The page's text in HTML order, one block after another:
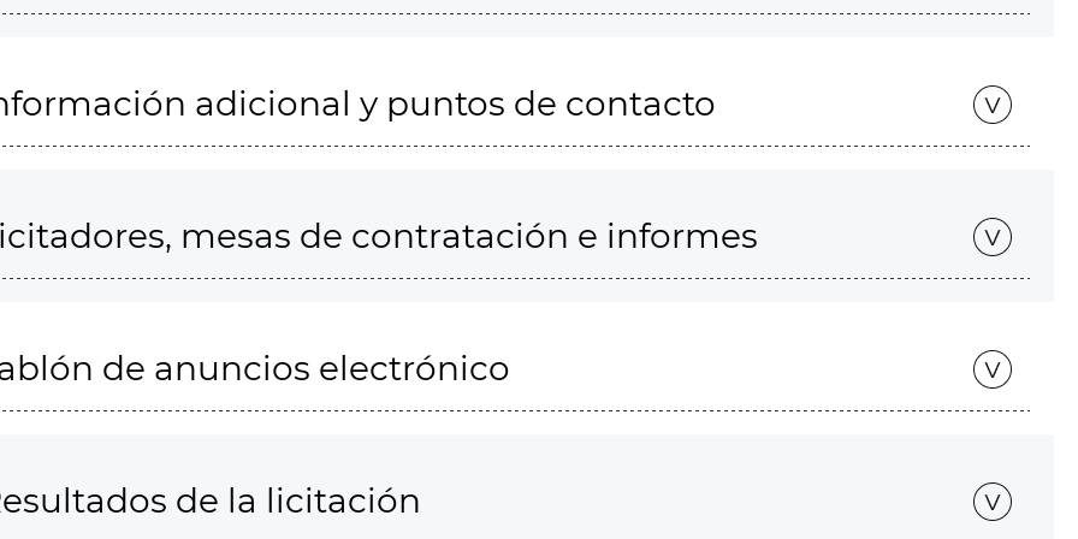
adicional y puntos de contacto
mesas de contratación e informes
de anuncios electrónico
de la licitación